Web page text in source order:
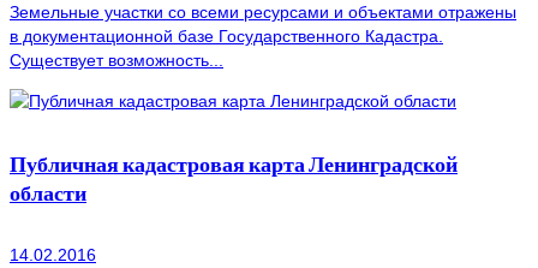
Земельные участки со всеми ресурсами и объектами отражены
в документационной базе Государственного Кадастра.
Существует возможность...
Публичная кадастровая карта Ленинградской
области
14.02.2016